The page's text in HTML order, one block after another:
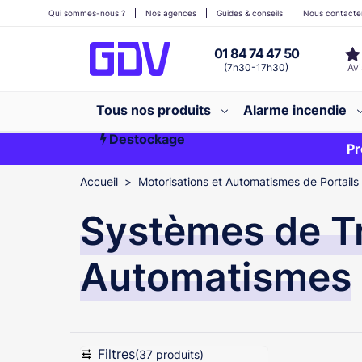
01 84 74 47 50
(7h30-17h30)
Qui sommes-nous ? Nos agences Guides & conseils Nous
Tous nos produits Alarme incendie
Destockage
Première commande ?
EXCLU
Accueil Motorisations et Automatismes de Portails
Systèmes de
Automatismes
Filtres(37 produits)